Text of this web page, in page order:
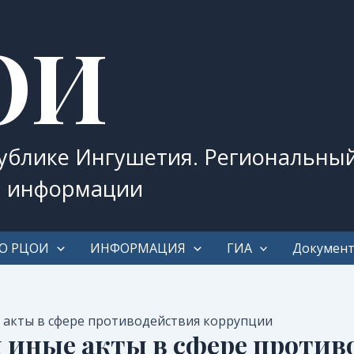
Ингушетия.
информации
РЦОИ ИНФОРМАЦИЯ ГИА
в сфере противодействия коррупции
акты в сфере